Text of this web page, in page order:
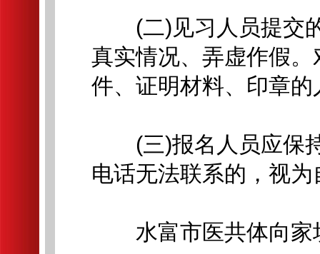
(二)见习人员提交的
真实情况、弄虚作假
件、证明材料、印章
(三)报名人员应保持
电话无法联系的，视
水富市医共体向家